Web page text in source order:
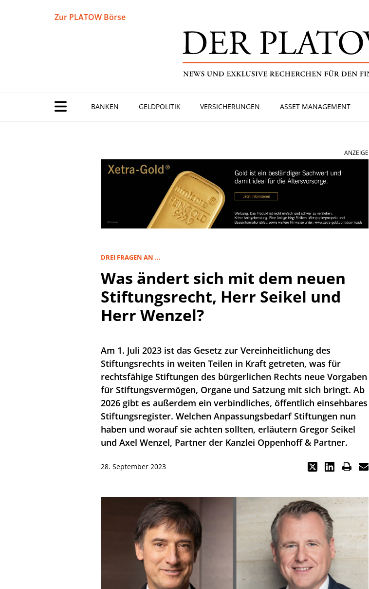
Zur PLATOW Börse
BANKEN GELDPOLITIK VERSICHERUNGEN ASSET MANAGEMENT
ANZEIGE
DREI FRAGEN AN ...
Was ändert sich mit dem neuen
Stiftungsrecht, Herr Seikel und
Herr Wenzel?
Am 1. Juli 2023 ist das Gesetz zur Vereinheitlichung des
Stiftungsrechts in weiten Teilen in Kraft getreten, was für
rechtsfähige Stiftungen des bürgerlichen Rechts neue Vorgaben
für Stiftungsvermögen, Organe und Satzung mit sich bringt. Ab
2026 gibt es außerdem ein verbindliches, öffentlich einsehbares
Stiftungsregister. Welchen Anpassungsbedarf Stiftungen nun
haben und worauf sie achten sollten, erläutern Gregor Seikel
und Axel Wenzel, Partner der Kanzlei Oppenhoff & Partner.
28. September 2023